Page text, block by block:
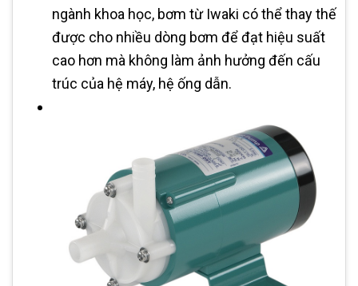
ngành khoa học, bơm từ Iwaki có thể thay thế
được cho nhiều dòng bơm để đạt hiệu suất
cao hơn mà không làm ảnh hưởng đến cấu
trúc của hệ máy, hệ ống dẫn.